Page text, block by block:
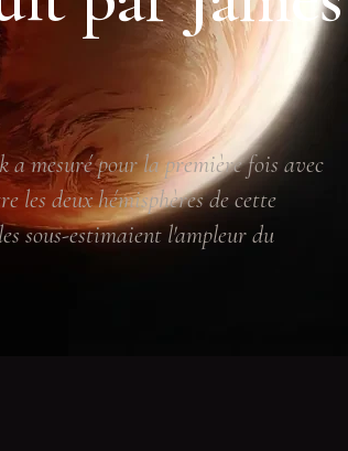
mesuré pour la première fois avec
les deux hémisphères de cette
sous-estimaient l'ampleur du